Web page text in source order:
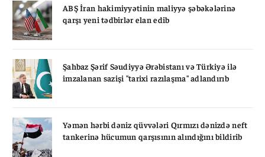
ABŞ İran hakimiyyətinin maliyyə şəbəkələrinə
qarşı yeni tədbirlər elan edib
Şahbaz Şərif Səudiyyə Ərəbistanı və Türkiyə ilə
imzalanan sazişi "tarixi razılaşma" adlandırıb
Yəmən hərbi dəniz qüvvələri Qırmızı dənizdə neft
tankerinə hücumun qarşısının alındığını bildirib